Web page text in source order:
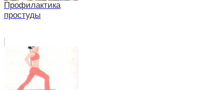
Профилактика
простуды